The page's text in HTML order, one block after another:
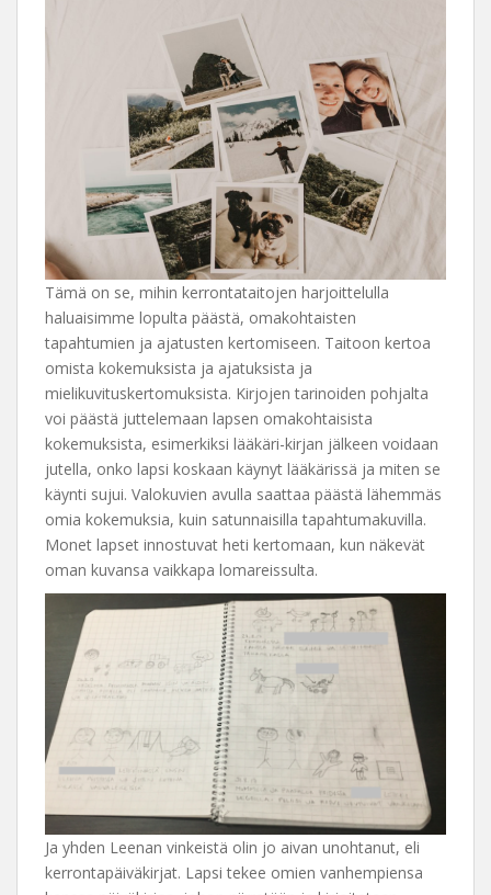
Tämä on se, mihin kerrontataitojen harjoittelulla
haluaisimme lopulta päästä, omakohtaisten
tapahtumien ja ajatusten kertomiseen. Taitoon kertoa
omista kokemuksista ja ajatuksista ja
mielikuvituskertomuksista. Kirjojen tarinoiden pohjalta
voi päästä juttelemaan lapsen omakohtaisista
kokemuksista, esimerkiksi lääkäri-kirjan jälkeen voidaan
jutella, onko lapsi koskaan käynyt lääkärissä ja miten se
käynti sujui. Valokuvien avulla saattaa päästä lähemmäs
omia kokemuksia, kuin satunnaisilla tapahtumakuvilla.
Monet lapset innostuvat heti kertomaan, kun näkevät
oman kuvansa vaikkapa lomareissulta.
Ja yhden Leenan vinkeistä olin jo aivan unohtanut, eli
kerrontapäiväkirjat. Lapsi tekee omien vanhempiensa